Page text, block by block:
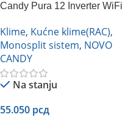
Candy Pura 12 Inverter WiFi
Klime, Kućne klime(RAC),
Monosplit sistem, NOVO
CANDY
Na stanju
55.050 рсд